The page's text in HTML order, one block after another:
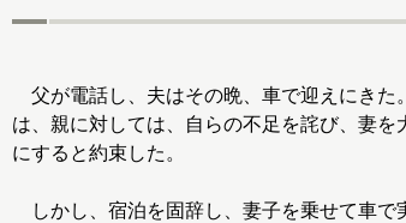
父が電話し、夫はその晩、車で迎えにきた
は、親に対しては、自らの不足を詫び、妻を
にすると約束した。
しかし、宿泊を固辞し、妻子を乗せて車で